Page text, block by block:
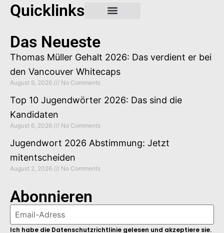
Quicklinks
Das Neueste
Thomas Müller Gehalt 2026: Das verdient er bei
den Vancouver Whitecaps
August 9, 2026 No Comments
Top 10 Jugendwörter 2026: Das sind die
Kandidaten
August 6, 2026 No Comments
Jugendwort 2026 Abstimmung: Jetzt
mitentscheiden
August 2, 2026 No Comments
Abonnieren
Ich habe die Datenschutzrichtlinie gelesen und akzeptiere sie.